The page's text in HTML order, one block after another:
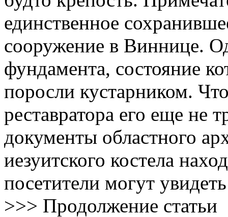
единственное
сооружение в Виннице.
фундамента, состояние
поросли кустарником.
реставратора его еще не
документы областного
иезуитского костела
посетители могут
>>> Продолжение статьи